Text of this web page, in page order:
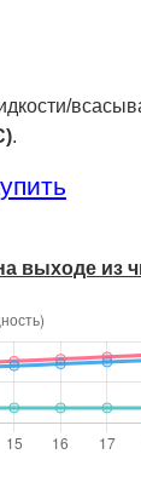
.
выходе из